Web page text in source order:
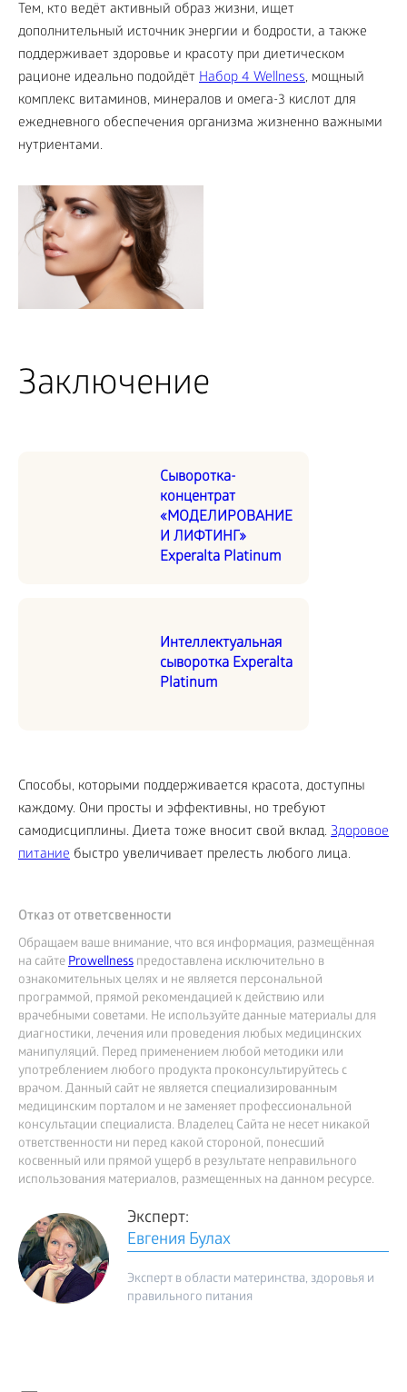
Тем, кто ведёт активный образ жизни, ищет
дополнительный источник энергии и бодрости, а также
поддерживает здоровье и красоту при диетическом
рационе идеально подойдёт Набор 4 Wellness, мощный
комплекс витаминов, минералов и омега-3 кислот для
ежедневного обеспечения организма жизненно важными
нутриентами.
Заключение
Сыворотка-
концентрат
«МОДЕЛИРОВАНИЕ
И ЛИФТИНГ»
Experalta Platinum
Интеллектуальная
сыворотка Experalta
Platinum
Способы, которыми поддерживается красота, доступны
каждому. Они просты и эффективны, но требуют
самодисциплины. Диета тоже вносит свой вклад. Здоровое
питание быстро увеличивает прелесть любого лица.
Отказ от ответсвенности
Обращаем ваше внимание, что вся информация, размещённая
на сайтеProwellness предоставлена исключительно в
ознакомительных целях и не является персональной
программой, прямой рекомендацией к действию или
врачебными советами. Не используйте данные материалы для
диагностики, лечения или проведения любых медицинских
манипуляций. Перед применением любой методики или
употреблением любого продукта проконсультируйтесь с
врачом. Данный сайт не является специализированным
медицинским порталом и не заменяет профессиональной
консультации специалиста. Владелец Сайта не несет никакой
ответственности ни перед какой стороной, понесший
косвенный или прямой ущерб в результате неправильного
использования материалов, размещенных на данном ресурсе.
Эксперт:
Евгения Булах
Эксперт в области материнства, здоровья и
правильного питания